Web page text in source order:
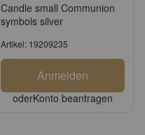
Candle small Communion
symbols silver
Artikel: 19209235
Anmelden
oderKonto beantragen